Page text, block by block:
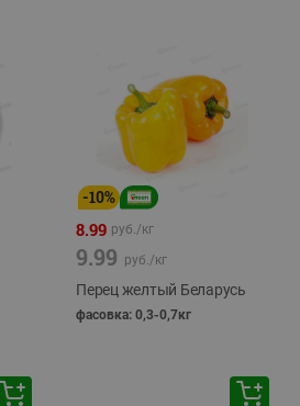
-10%
8.99 руб./кг
9.99 руб./кг
Перец желтый Беларусь
фасовка: 0,3-0,7кг